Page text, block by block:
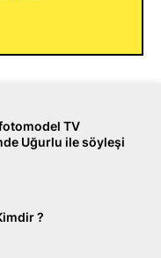
TV
Uğurlu ile söyleşi
?